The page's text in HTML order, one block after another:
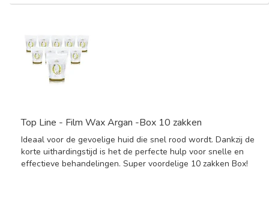
Top Line - Film Wax Argan -Box 10 zakken
Ideaal voor de gevoelige huid die snel rood wordt. Dankzij de
korte uithardingstijd is het de perfecte hulp voor snelle en
effectieve behandelingen. Super voordelige 10 zakken Box!